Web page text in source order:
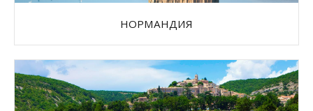
НОРМАНДИЯ